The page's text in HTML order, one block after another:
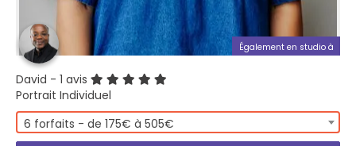
Également en studio à
David - 1 avis
Portrait Individuel
6 forfaits - de 175€ à 505€